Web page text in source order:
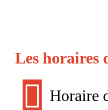
Les horaires
Horaire